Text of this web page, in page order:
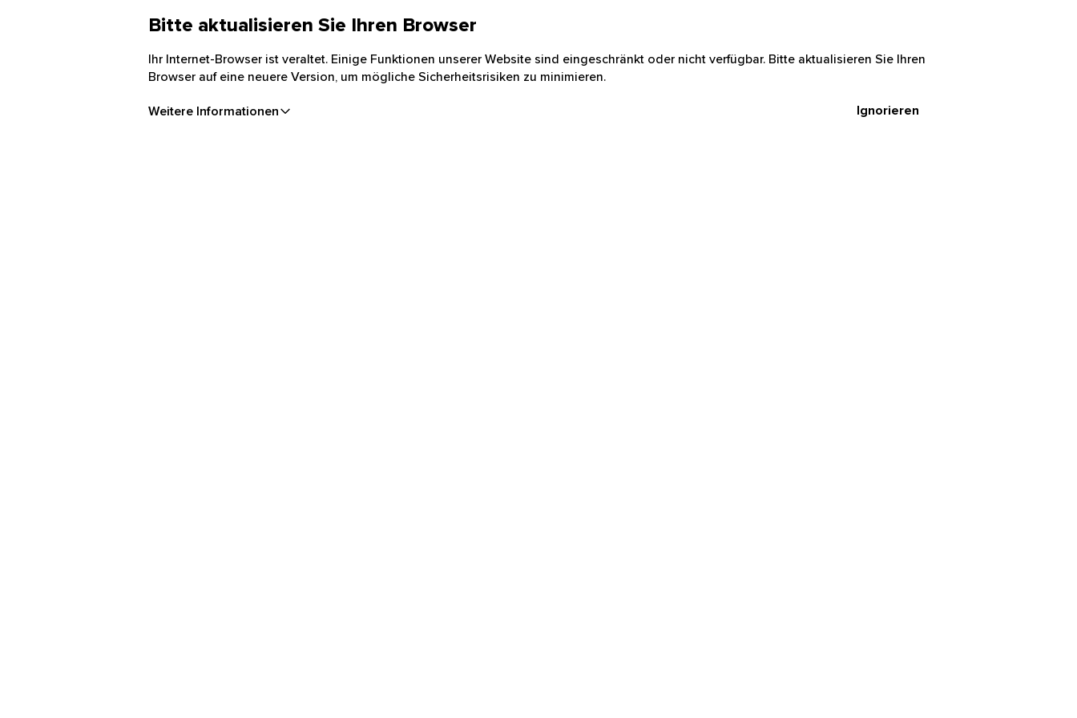
Bitte aktualisieren Sie Ihren Browser
Ihr Internet-Browser ist veraltet. Einige Funktionen unserer Website sind eingeschränkt oder nicht verfügbar. Bitte aktualisieren Sie Ihren
Browser auf eine neuere Version, um mögliche Sicherheitsrisiken zu minimieren.
Weitere Informationen Ignorieren